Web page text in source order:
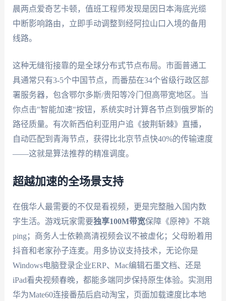
晨两点爱奇艺卡顿，值班工程师发现是因日本海底光缆
中断影响路由，立即手动调整到经阿拉山口入境的备用
线路。
这种无缝衔接靠的是全球分布式节点布局。市面普通工
具通常只有3-5个中国节点，而番茄在34个省级行政区部
署服务器，包含鄂尔多斯/贵阳等冷门但高带宽地区。当
你点击"智能加速"按钮，系统实时计算各节点到俄罗斯的
路径质量。有次新西伯利亚用户追《披荆斩棘》直播，
自动匹配到青海节点，获得比北京节点快40%的传输速度
——这就是算法推荐的精准调度。
超越加速的全场景支持
在俄华人最需要的不仅是看视频，更是完整融入国内数
字生活。游戏玩家需要独享100M带宽保障《原神》不跳
ping；商务人士依赖高清视频会议不被虚化；父母盼着用
抖音和老家孙子连麦。用多协议支持技术，无论你是
Windows电脑登录企业ERP、Mac编辑石墨文档、还是
iPad看央视频春晚，都能多端同步保持原生体验。实测用
华为Mate60连接番茄后启动淘宝，页面加载速度比本地